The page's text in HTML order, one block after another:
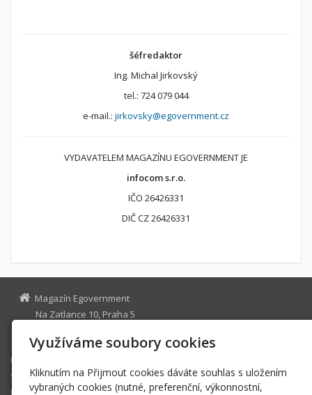
šéfredaktor
Ing. Michal Jirkovský
tel.: 724 079 044
e-mail.: jirkovsky@egovernment.cz
VYDAVATELEM MAGAZÍNU EGOVERNMENT JE
infocom s.r.o.
IČO 26426331
DIČ CZ 26426331
Magazín Egovernment
Na Zatlance 10, Praha 5
egovernment@egovernment.cz
Úvodní stránka
STUDIO
JIHLAVA
Využíváme soubory cookies
Kliknutím na Přijmout cookies dáváte souhlas s uložením
vybraných cookies (nutné, preferenční, výkonnostní,